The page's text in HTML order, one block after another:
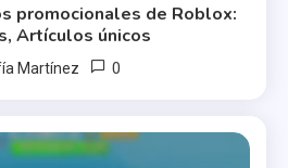
promocionales de Roblox:
Artículos únicos
Martínez 0